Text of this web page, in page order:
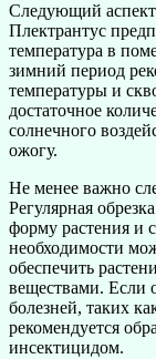
Следующий
Плектрантус
температура в
зимний период
температуры и
достаточное
солнечного
ожогу.
Не менее важно
Регулярная
форму растения и
необходимости
обеспечить
веществами. Если
болезней, таких
рекомендуется
инсектицидом.